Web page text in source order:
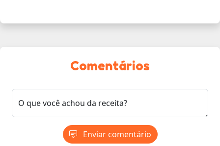
Comentários
O que você achou da receita?
Enviar comentário